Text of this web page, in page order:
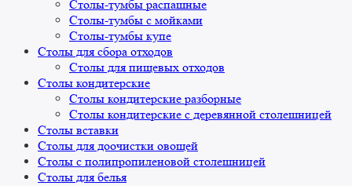
Столы-тумбы распашные
Столы-тумбы с мойками
Столы-тумбы купе
Столы для сбора отходов
Столы для пищевых отходов
Столы кондитерские
Столы кондитерские разборные
Столы кондитерские с деревянной столешницей
Столы вставки
Столы для доочистки овощей
Столы с полипропиленовой столешницей
Столы для белья